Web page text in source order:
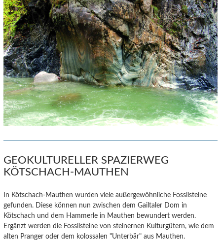
GEOKULTURELLER SPAZIERWEG
KÖTSCHACH-MAUTHEN
In Kötschach-Mauthen wurden viele außergewöhnliche Fossilsteine
gefunden. Diese können nun zwischen dem Gailtaler Dom in
Kötschach und dem Hammerle in Mauthen bewundert werden.
Ergänzt werden die Fossilsteine von steinernen Kulturgütern, wie dem
alten Pranger oder dem kolossalen "Unterbär" aus Mauthen.